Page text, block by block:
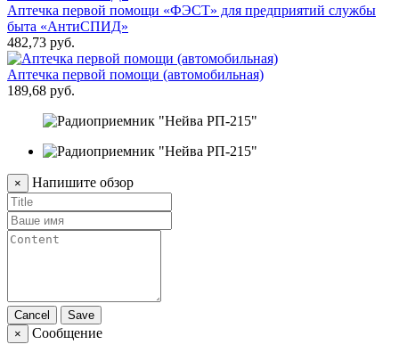
Аптечка первой помощи «ФЭСТ» для предприятий службы
быта «АнтиСПИД»
482,73 руб.
Аптечка первой помощи (автомобильная)
189,68 руб.
× Напишите обзор
Cancel
Save
×
Сообщение